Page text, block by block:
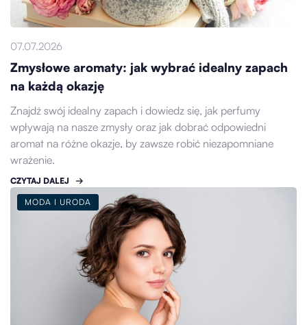
07.07.2026
Zmysłowe aromaty: jak wybrać idealny zapach
na każdą okazję
Znajdź swój idealny zapach i dowiedz się, jak perfumy
wpływają na nasze zmysły oraz jak dobrać odpowiedni
aromat na różne okazje, by zawsze robić niezapomniane
wrażenie.
CZYTAJ DALEJ
MODA I URODA